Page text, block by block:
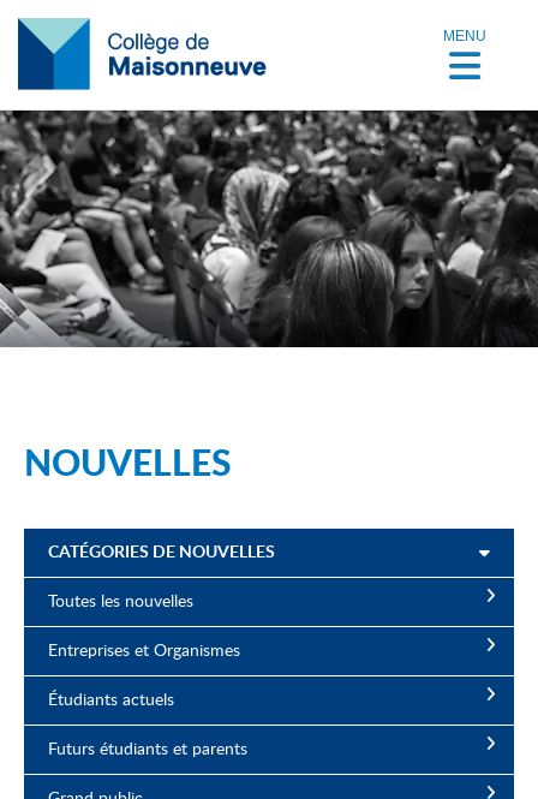
MENU
NOUVELLES
CATÉGORIES DE NOUVELLES
Toutes les nouvelles
Entreprises et Organismes
Étudiants actuels
Futurs étudiants et parents